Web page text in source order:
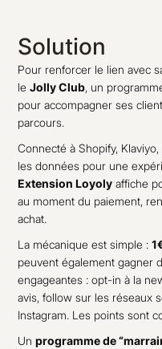
Solution
Pour renforcer le lien avec
leJolly Club, un
pour accompagner ses
parcours.
Connecté à Shopify,
les données pour une
Extension Loyoly affiche
au moment du paiement,
achat.
La mécanique est simple :
peuvent également gagner
engageantes : opt-in à la
avis, follow sur les réseaux
Instagram. Les points sont
Unprogramme de